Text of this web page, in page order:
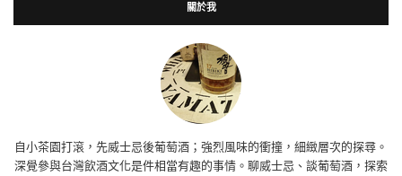
關於我
自小茶園打滾，先威士忌後葡萄酒；強烈風味的衝撞，細緻層次的探尋。
深覺參與台灣飲酒文化是件相當有趣的事情。聊威士忌、談葡萄酒，探索